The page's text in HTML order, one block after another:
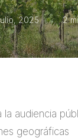
2025 2
la audiencia
geográficas